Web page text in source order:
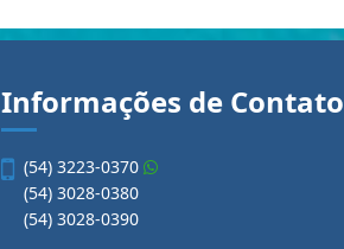
Informações de Contato
(54) 3223-0370
(54) 3028-0380
(54) 3028-0390